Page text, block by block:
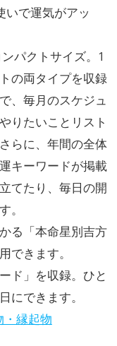
いで運気がアッ
パクトサイズ。1
の両タイプを収録
、毎月のスケジュ
りたいことリスト
らに、年間の全体
キーワードが掲載
てたり、毎日の開
。
る「本命星別吉方
できます。
ド」を収録。ひと
にできます。
縁起物